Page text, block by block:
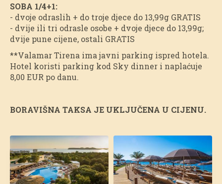
SOBA 1/4+1:
- dvoje odraslih + do troje djece do 13,99g GRATIS
- dvije ili tri odrasle osobe + dvoje djece do 13,99g;
dvije pune cijene, ostali GRATIS
**Valamar Tirena ima javni parking ispred hotela.
Hotel koristi parking kod Sky dinner i naplaćuje
8,00 EUR po danu.
BORAVIŠNA TAKSA JE UKLJUČENA U CIJENU.